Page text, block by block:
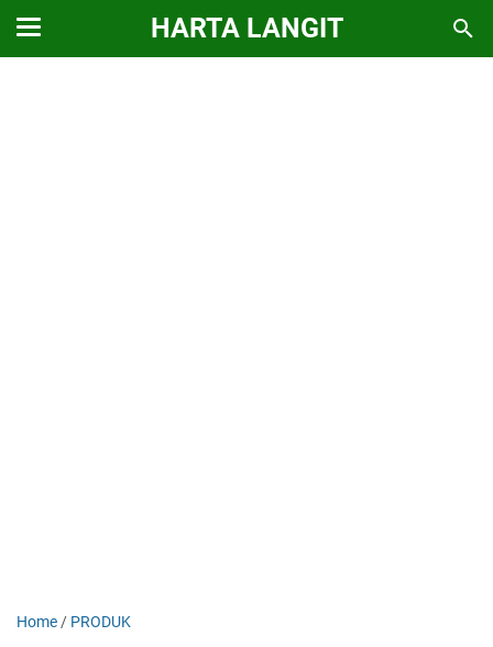
HARTA LANGIT
Home / PRODUK